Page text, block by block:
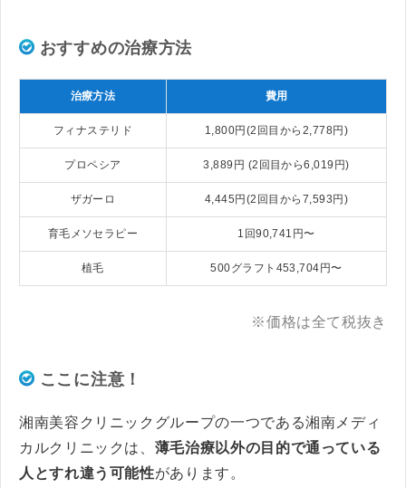
おすすめの治療方法
治療方法 費用
フィナステリド 1,800円(2回目から2,778円)
プロペシア 3,889円 (2回目から6,019円)
ザガーロ 4,445円(2回目から7,593円)
育毛メソセラピー 1回90,741円〜
植毛 500グラフト453,704円〜
※価格は全て税抜き
ここに注意！
湘南美容クリニックグループの一つである湘南メディ
カルクリニックは、 薄毛治療以外の目的で通っている
人とすれ違う可能性があります。